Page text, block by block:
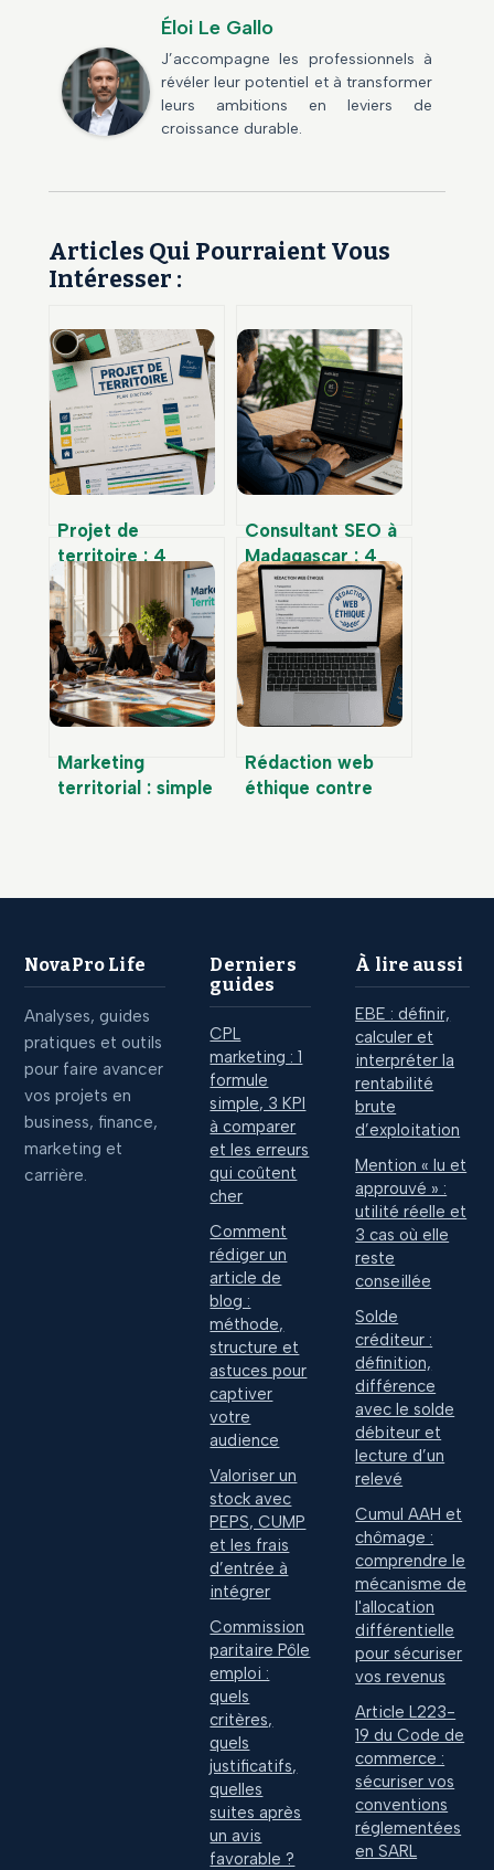
Éloi Le Gallo
J’accompagne les professionnels à
révéler leur potentiel et à transformer
leurs ambitions en leviers de
croissance durable.
Articles Qui Pourraient Vous
Intéresser :
Projet de
territoire : 4
étapes pour
transformer un
diagnostic en plan
d’actions concret
Consultant SEO à
Madagascar : 4
leviers
stratégiques pour
propulser votre
site en première
page Google
Marketing
territorial : simple
Rédaction web
éthique contre
NovaPro Life
Analyses, guides
pratiques et outils
pour faire avancer
vos projets en
business, finance,
marketing et
carrière.
Derniers
guides
CPL
marketing : 1
formule
simple, 3 KPI
à comparer
et les erreurs
qui coûtent
cher
Comment
rédiger un
article de
blog :
méthode,
structure et
astuces pour
captiver
votre
audience
Valoriser un
stock avec
PEPS, CUMP
et les frais
d’entrée à
intégrer
Commission
paritaire Pôle
emploi :
quels
critères,
quels
justificatifs,
quelles
suites après
un avis
favorable ?
À lire aussi
EBE : définir,
calculer et
interpréter la
rentabilité
brute
d’exploitation
Mention « lu et
approuvé » :
utilité réelle et
3 cas où elle
reste
conseillée
Solde
créditeur :
définition,
différence
avec le solde
débiteur et
lecture d’un
relevé
Cumul AAH et
chômage :
comprendre le
mécanisme de
l'allocation
différentielle
pour sécuriser
vos revenus
Article L223-
19 du Code de
commerce :
sécuriser vos
conventions
réglementées
en SARL